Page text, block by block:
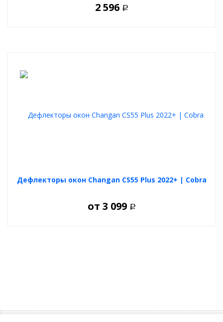
2 596 Р
Дефлекторы окон Changan CS55 Plus 2022+ | Cobra
от 3 099 Р